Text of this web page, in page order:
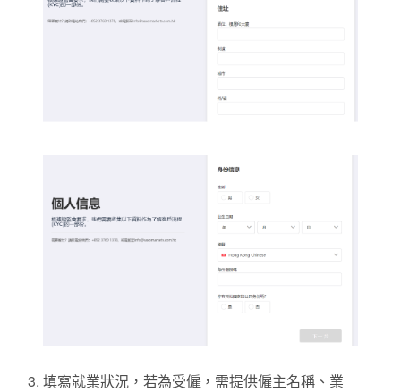
填寫就業狀況，若為受僱，需提供僱主名稱、業